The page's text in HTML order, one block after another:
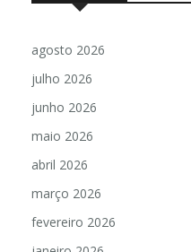
agosto 2026
julho 2026
junho 2026
maio 2026
abril 2026
março 2026
fevereiro 2026